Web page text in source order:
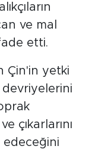
ve mal
etti.
Çin'in yetki
çıkarlarını
edeceğini